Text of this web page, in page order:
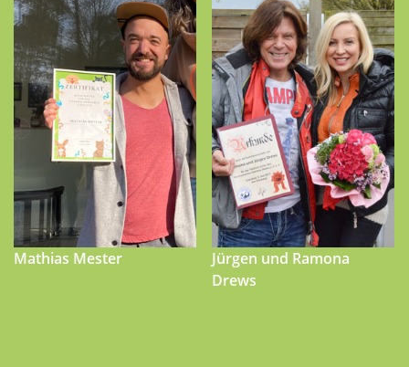
Mathias Mester
Jürgen und Ramona
Drews